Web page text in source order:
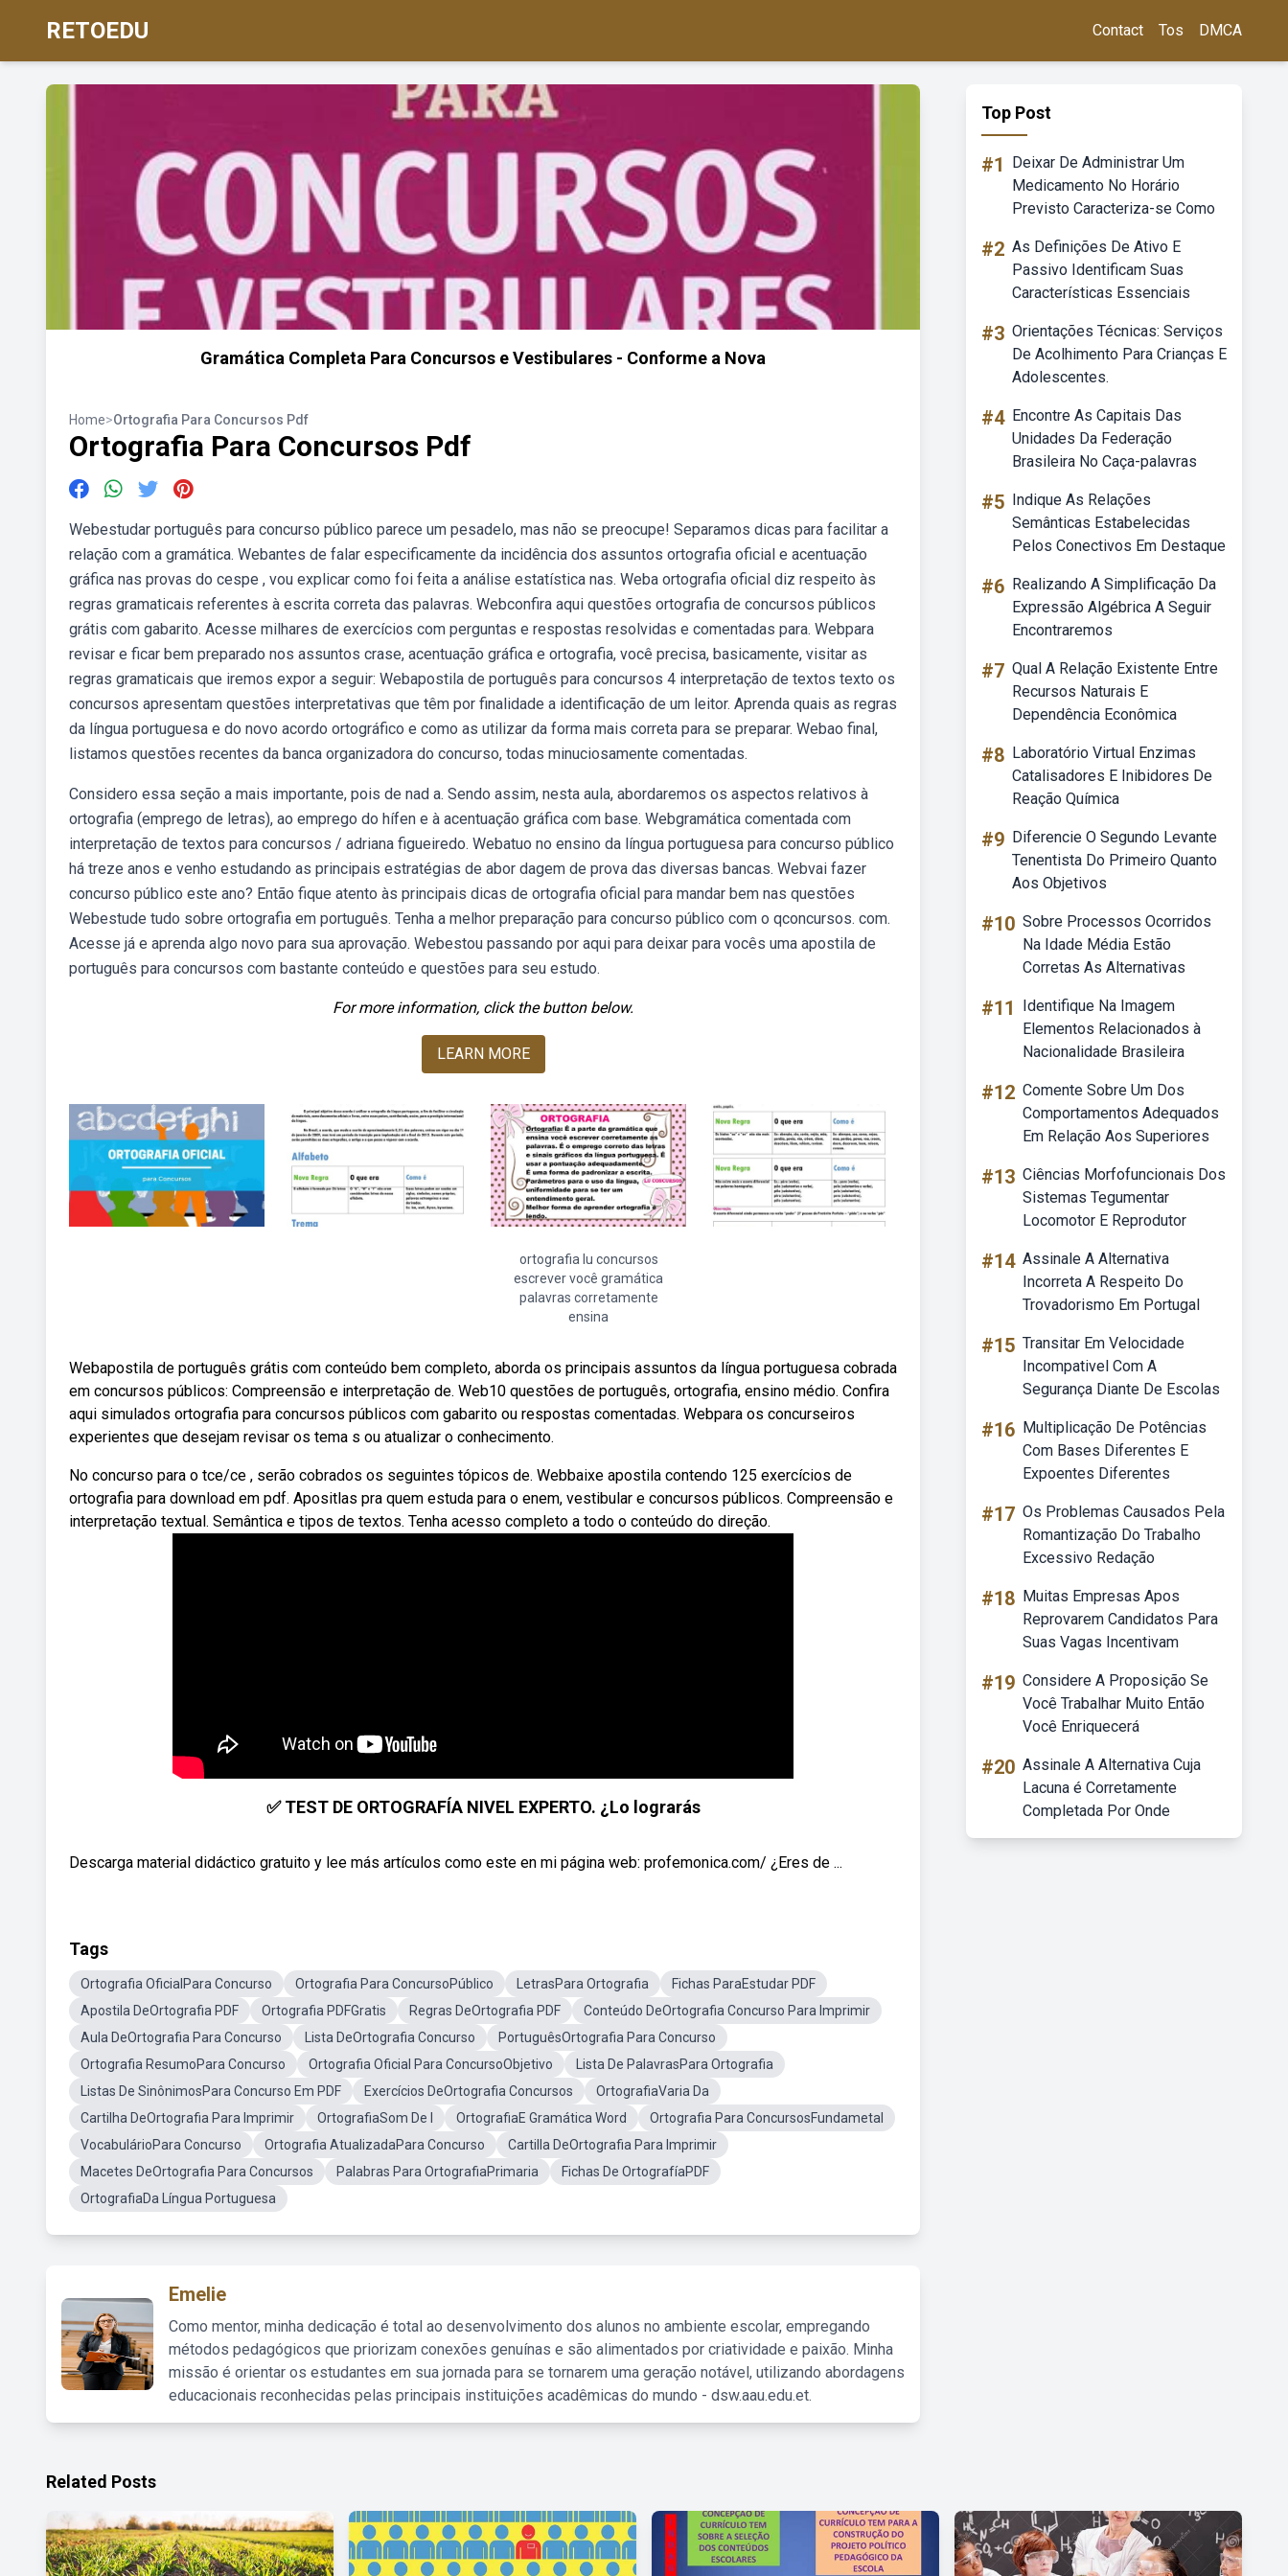
RETOEDU Contact Tos DMCA
Gramática Completa Para Concursos e Vestibulares - Conforme a Nova
Home>Ortografia Para Concursos Pdf
Ortografia Para Concursos Pdf
Webestudar português para concurso público parece um pesadelo, mas não se preocupe! Separamos dicas para facilitar a
relação com a gramática. Webantes de falar especificamente da incidência dos assuntos ortografia oficial e acentuação
gráfica nas provas do cespe , vou explicar como foi feita a análise estatística nas. Weba ortografia oficial diz respeito às
regras gramaticais referentes à escrita correta das palavras. Webconfira aqui questões ortografia de concursos públicos
grátis com gabarito. Acesse milhares de exercícios com perguntas e respostas resolvidas e comentadas para. Webpara
revisar e ficar bem preparado nos assuntos crase, acentuação gráfica e ortografia, você precisa, basicamente, visitar as
regras gramaticais que iremos expor a seguir: Webapostila de português para concursos 4 interpretação de textos texto os
concursos apresentam questões interpretativas que têm por finalidade a identificação de um leitor. Aprenda quais as regras
da língua portuguesa e do novo acordo ortográfico e como as utilizar da forma mais correta para se preparar. Webao final,
listamos questões recentes da banca organizadora do concurso, todas minuciosamente comentadas.
Considero essa seção a mais importante, pois de nad a. Sendo assim, nesta aula, abordaremos os aspectos relativos à
ortografia (emprego de letras), ao emprego do hífen e à acentuação gráfica com base. Webgramática comentada com
interpretação de textos para concursos / adriana figueiredo. Webatuo no ensino da língua portuguesa para concurso público
há treze anos e venho estudando as principais estratégias de abor dagem de prova das diversas bancas. Webvai fazer
concurso público este ano? Então fique atento às principais dicas de ortografia oficial para mandar bem nas questões
Webestude tudo sobre ortografia em português. Tenha a melhor preparação para concurso público com o qconcursos. com.
Acesse já e aprenda algo novo para sua aprovação. Webestou passando por aqui para deixar para vocês uma apostila de
português para concursos com bastante conteúdo e questões para seu estudo.
For more information, click the button below.
LEARN MORE
ortografia lu concursos
escrever você gramática
palavras corretamente
ensina
Webapostila de português grátis com conteúdo bem completo, aborda os principais assuntos da língua portuguesa cobrada
em concursos públicos: Compreensão e interpretação de. Web10 questões de português, ortografia, ensino médio. Confira
aqui simulados ortografia para concursos públicos com gabarito ou respostas comentadas. Webpara os concurseiros
experientes que desejam revisar os tema s ou atualizar o conhecimento.
No concurso para o tce/ce , serão cobrados os seguintes tópicos de. Webbaixe apostila contendo 125 exercícios de
ortografia para download em pdf. Apositlas pra quem estuda para o enem, vestibular e concursos públicos. Compreensão e
interpretação textual. Semântica e tipos de textos. Tenha acesso completo a todo o conteúdo do direção.
✅ TEST DE ORTOGRAFÍA NIVEL EXPERTO. ¿Lo lograrás
Descarga material didáctico gratuito y lee más artículos como este en mi página web: profemonica.com/ ¿Eres de ...
Tags
Ortografia OficialPara Concurso Ortografia Para ConcursoPúblico LetrasPara Ortografia
Fichas ParaEstudar PDF
Apostila DeOrtografia PDF
Ortografia PDFGratis Regras DeOrtografia PDF
Conteúdo DeOrtografia Concurso Para Imprimir
Aula DeOrtografia Para Concurso
Lista DeOrtografia Concurso
PortuguêsOrtografia Para Concurso
Ortografia ResumoPara Concurso
Ortografia Oficial Para ConcursoObjetivo
Lista De PalavrasPara Ortografia
Listas De SinônimosPara Concurso Em PDF
Exercícios DeOrtografia Concursos
OrtografiaVaria Da
Cartilha DeOrtografia Para Imprimir
OrtografiaSom De I OrtografiaE Gramática Word
Ortografia Para ConcursosFundametal
VocabulárioPara Concurso
Ortografia AtualizadaPara Concurso
Cartilla DeOrtografia Para Imprimir
Macetes DeOrtografia Para Concursos
Palabras Para OrtografiaPrimaria
Fichas De OrtografíaPDF
OrtografiaDa Língua Portuguesa
Emelie
Como mentor, minha dedicação é total ao desenvolvimento dos alunos no ambiente escolar, empregando
métodos pedagógicos que priorizam conexões genuínas e são alimentados por criatividade e paixão. Minha
missão é orientar os estudantes em sua jornada para se tornarem uma geração notável, utilizando abordagens
educacionais reconhecidas pelas principais instituições acadêmicas do mundo - dsw.aau.edu.et.
Top Post
#1
Deixar De Administrar Um
Medicamento No Horário
Previsto Caracteriza-se Como
#2 As Definições De Ativo E
Passivo Identificam Suas
Características Essenciais
#3 Orientações Técnicas: Serviços
De Acolhimento Para Crianças E
Adolescentes.
#4 Encontre As Capitais Das
Unidades Da Federação
Brasileira No Caça-palavras
#5 Indique As Relações
Semânticas Estabelecidas
Pelos Conectivos Em Destaque
#6 Realizando A Simplificação Da
Expressão Algébrica A Seguir
Encontraremos
#7 Qual A Relação Existente Entre
Recursos Naturais E
Dependência Econômica
#8 Laboratório Virtual Enzimas
Catalisadores E Inibidores De
Reação Química
#9 Diferencie O Segundo Levante
Tenentista Do Primeiro Quanto
Aos Objetivos
#10 Sobre Processos Ocorridos
Na Idade Média Estão
Corretas As Alternativas
#11
Identifique Na Imagem
Elementos Relacionados à
Nacionalidade Brasileira
#12 Comente Sobre Um Dos
Comportamentos Adequados
Em Relação Aos Superiores
#13 Ciências Morfofuncionais Dos
Sistemas Tegumentar
Locomotor E Reprodutor
#14 Assinale A Alternativa
Incorreta A Respeito Do
Trovadorismo Em Portugal
#15 Transitar Em Velocidade
Incompativel Com A
Segurança Diante De Escolas
#16 Multiplicação De Potências
Com Bases Diferentes E
Expoentes Diferentes
#17 Os Problemas Causados Pela
Romantização Do Trabalho
Excessivo Redação
#18 Muitas Empresas Apos
Reprovarem Candidatos Para
Suas Vagas Incentivam
#19 Considere A Proposição Se
Você Trabalhar Muito Então
Você Enriquecerá
#20 Assinale A Alternativa Cuja
Lacuna é Corretamente
Completada Por Onde
Related Posts